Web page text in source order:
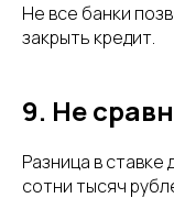
Не все банки
закрыть кредит.
9. Не
Разница в
сотни тысяч